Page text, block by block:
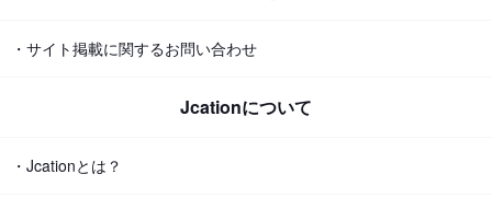
・サイト掲載に関するお問い合わせ
Jcationについて
・Jcationとは？